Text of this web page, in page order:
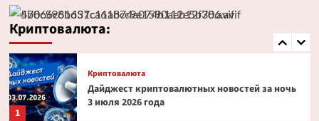
Криптовалюта:
5
Эксперт PlanB допустил снижение биткоина
до $52 000
1
Криптовалюта
Дайджест криптовалютных новостей за ночь
3 июля 2026 года